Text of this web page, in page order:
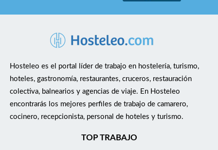
Hosteleo es el portal líder de trabajo en hostelería, turismo,
hoteles, gastronomía, restaurantes, cruceros, restauración
colectiva, balnearios y agencias de viaje. En Hosteleo
encontrarás los mejores perfiles de trabajo de camarero,
cocinero, recepcionista, personal de hoteles y turismo.
TOP TRABAJO